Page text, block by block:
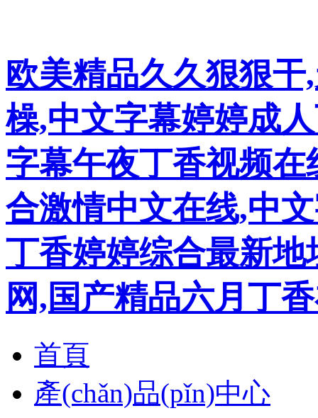
欧美精品久久狠狠
橾,中文字幕婷婷成
字幕午夜丁香视频
合激情中文在线,中
丁香婷婷综合最新
网,国产精品六月丁
首頁
產(chǎn)品(pǐn)中心